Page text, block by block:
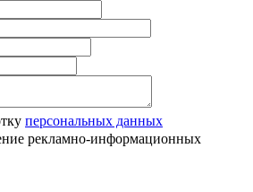
персональных данных
рекламно-информационных